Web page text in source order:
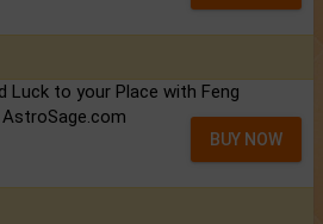
Luck to your Place with Feng
BUY NOW